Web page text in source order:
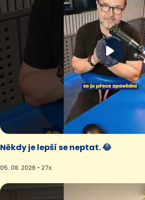
Někdy je lepší se neptat. 😂
05. 08. 2026 • 27x